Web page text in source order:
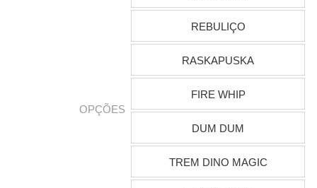
OPÇÕES
REBULIÇO
RASKAPUSKA
FIRE WHIP
DUM DUM
TREM DINO MAGIC